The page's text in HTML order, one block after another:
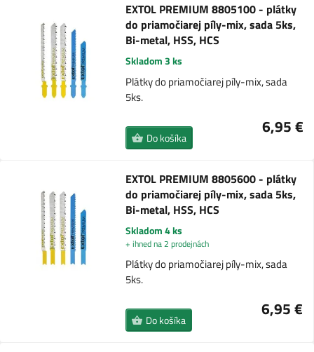
EXTOL PREMIUM 8805100 - plátky
do priamočiarej píly-mix, sada 5ks,
Bi-metal, HSS, HCS
Skladom 3 ks
Plátky do priamočiarej píly-mix, sada
5ks.
6,95 €
Do košíka
EXTOL PREMIUM 8805600 - plátky
do priamočiarej píly-mix, sada 5ks,
Bi-metal, HSS, HCS
Skladom 4 ks
+ ihned na 2 prodejnách
Plátky do priamočiarej píly-mix, sada
5ks.
6,95 €
Do košíka